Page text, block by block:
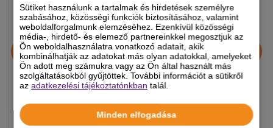
Sütiket használunk a tartalmak és hirdetések személyre
szabásához, közösségi funkciók biztosításához, valamint
weboldalforgalmunk elemzéséhez. Ezenkívül közösségi
média-, hirdető- és elemező partnereinkkel megosztjuk az
Ön weboldalhasználatra vonatkozó adatait, akik
kombinálhatják az adatokat más olyan adatokkal, amelyeket
Ön adott meg számukra vagy az Ön által használt más
szolgáltatásokból gyűjtöttek. További információt a sütikről
azadatkezelési tájékoztatónkban talál.
Minden elfogadása
Chicopee HNL Protein Bar
jutalomfalat 25g
Alice Professional Adult
Balance Lamb & Pumpkin
17+1kg